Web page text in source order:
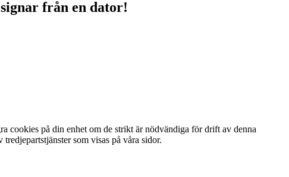
från en dator!
cookies på din enhet om de strikt är nödvändiga för drift av denna
som visas på våra sidor.